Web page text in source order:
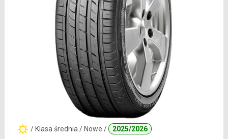
/ Klasa średnia / Nowe / 2025/2026